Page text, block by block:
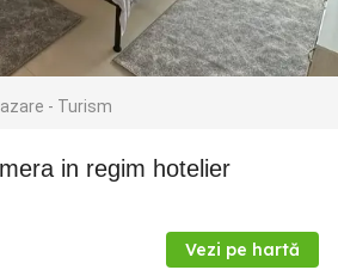
- Turism
in regim hotelier
Vezi pe hartă